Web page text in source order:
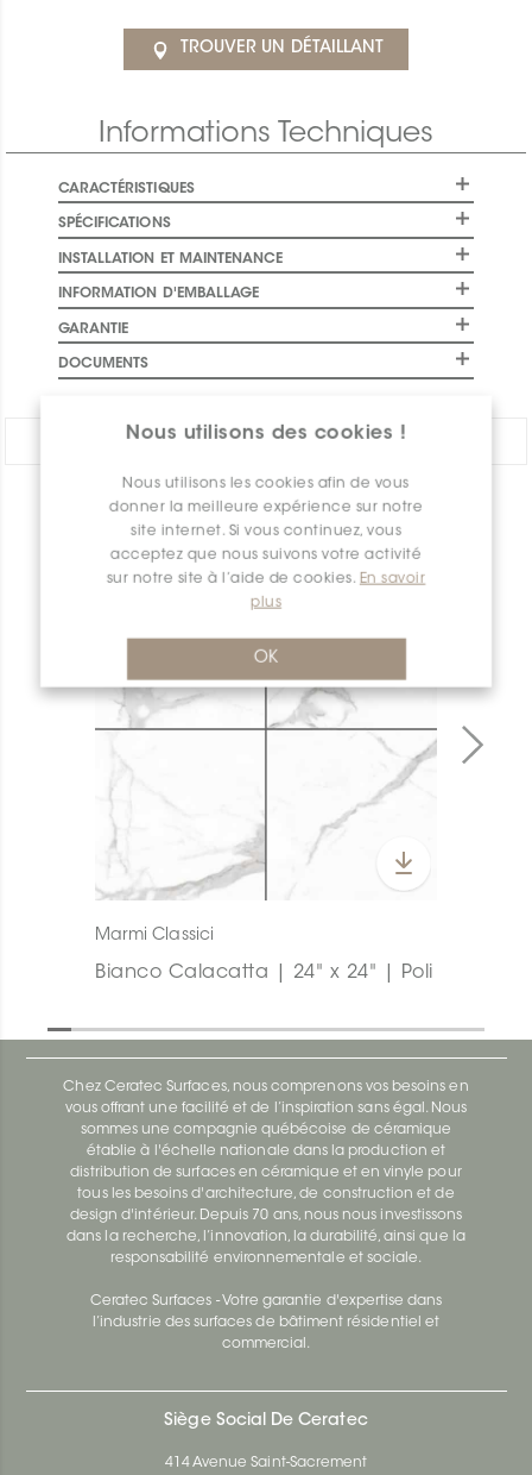
Nous utilisons des cookies !
Nous utilisons les cookies afin de vous
donner la meilleure expérience sur notre
site internet. Si vous continuez, vous
acceptez que nous suivons votre activité
sur notre site à l’aide de cookies. En savoir
plus
OK
TROUVER UN DÉTAILLANT
Informations Techniques
CARACTÉRISTIQUES
SPÉCIFICATIONS
INSTALLATION ET MAINTENANCE
INFORMATION D'EMBALLAGE
GARANTIE
DOCUMENTS
PARTAGER:
APERÇU DES PRODUITS
Marmi Classici
Bianco Calacatta | 24" x 24" | Poli
Chez Ceratec Surfaces, nous comprenons vos besoins en
vous offrant une facilité et de l’inspiration sans égal. Nous
sommes une compagnie québécoise de céramique
établie à l'échelle nationale dans la production et
distribution de surfaces en céramique et en vinyle pour
tous les besoins d'architecture, de construction et de
design d'intérieur. Depuis 70 ans, nous nous investissons
dans la recherche, l’innovation, la durabilité, ainsi que la
responsabilité environnementale et sociale.
Ceratec Surfaces - Votre garantie d'expertise dans
l’industrie des surfaces de bâtiment résidentiel et
commercial.
Siège Social De Ceratec
414 Avenue Saint-Sacrement